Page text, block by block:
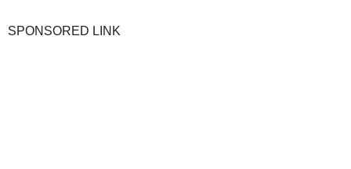
SPONSORED LINK